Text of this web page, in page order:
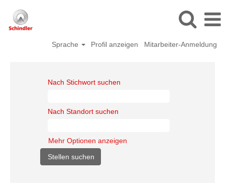
Sprache Profil anzeigen Mitarbeiter-Anmeldung
Nach Stichwort suchen
Nach Standort suchen
Mehr Optionen anzeigen